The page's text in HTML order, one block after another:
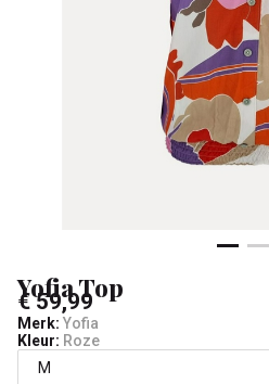
Yofia Top
€ 59,99
Merk: Yofia
Kleur: Roze